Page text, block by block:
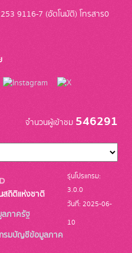
9116-7 (อัตโนมัติ) โทรสาร0
จำนวนผู้เข้าชม 546291
สถิติแห่งชาติ
ภาครัฐ
รมบัญชีข้อมูลภาค
รุ่นโปรแกรม:
3.0.0
วันที่: 2025-06-
10